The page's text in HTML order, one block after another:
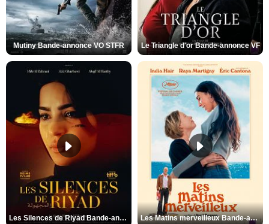
Mutiny Bande-annonce VO STFR Le Triangle d'or Bande-annonce VF
Les Silences de Riyad Bande-annonce VO STFR Les Matins merveilleux Bande-annonce VF